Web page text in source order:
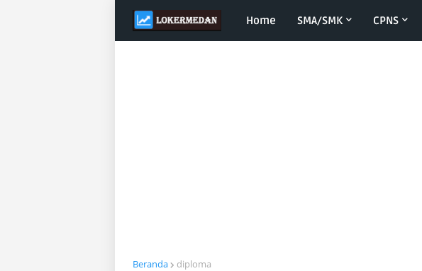
Home SMA/SMK CPNS
Beranda diploma